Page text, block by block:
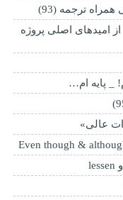
ترجمه (93)
امیدهای اصلی پروژه
عالی»